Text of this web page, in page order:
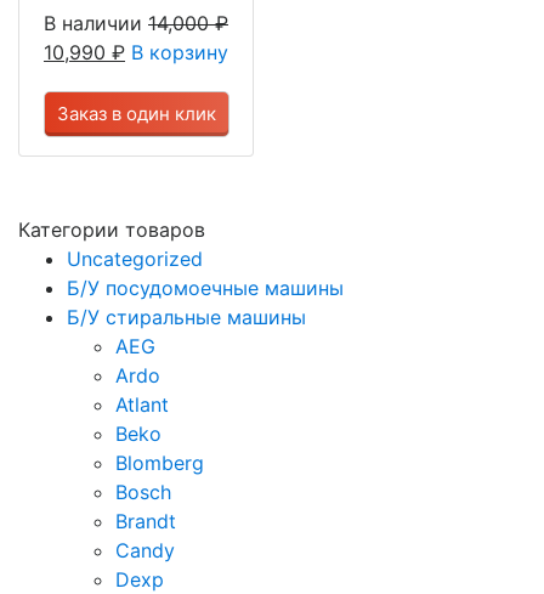
В наличии 14,000₽
10,990 ₽ В корзину
Заказ в один клик
Категории товаров
Uncategorized
Б/У посудомоечные машины
Б/У стиральные машины
AEG
Ardo
Atlant
Beko
Blomberg
Bosch
Brandt
Candy
Dexp